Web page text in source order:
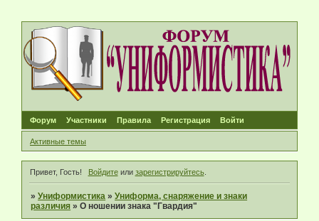
Форум Участники Правила Регистрация Войти
Активные темы
Привет, Гость! Войдитеили зарегистрируйтесь.
»Униформистика »Униформа, снаряжение и знаки
различия »О ношении знака "Гвардия"